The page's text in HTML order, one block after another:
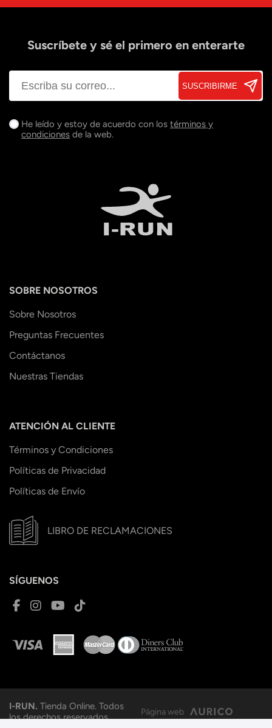
Suscríbete y sé el primero en enterarte
SUSCRIBIRME
He leído y estoy de acuerdo con los términos y
condiciones de la web.
SOBRE NOSOTROS
Sobre Nosotros
Preguntas Frecuentes
Contáctanos
Nuestras Tiendas
ATENCIÓN AL CLIENTE
Términos y Condiciones
Políticas de Privacidad
Políticas de Envío
LIBRO DE RECLAMACIONES
SÍGUENOS
I-RUN. Tienda Online. Todos
los derechos reservados.
Página web